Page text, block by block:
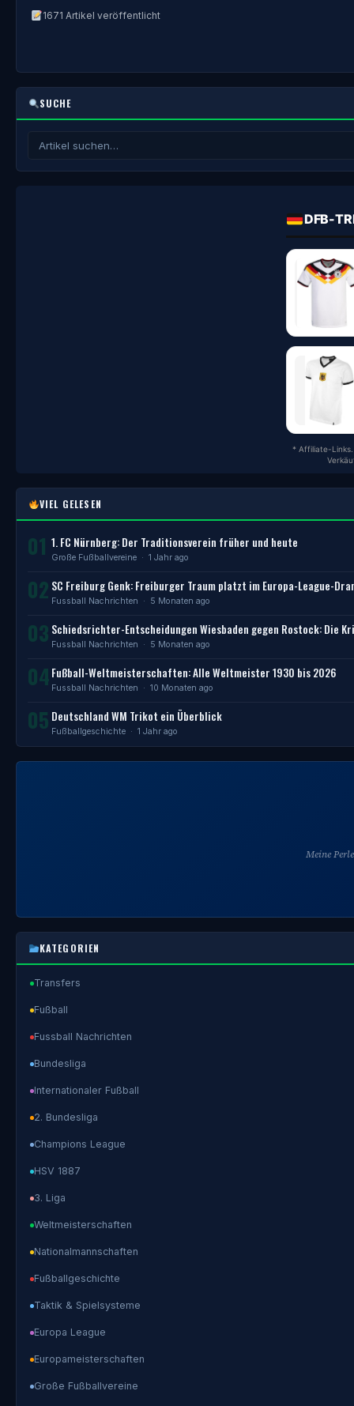
1671 Artikel veröffentlicht
SUCHE
DFB-
* Affiliate-
VIEL GELESEN
01 1. FC Nürnberg: Der Traditionsverein früher und heute
Große Fußballvereine · 1 Jahr ago
02 SC Freiburg Genk: Freiburger Traum platzt im Europa-League-
Fussball Nachrichten · 5 Monaten ago
03 Schiedsrichter-Entscheidungen Wiesbaden gegen Rostock: Die
Fussball Nachrichten · 5 Monaten ago
04 Fußball-Weltmeisterschaften: Alle Weltmeister 1930 bis 2026
Fussball Nachrichten · 10 Monaten ago
05 Deutschland WM Trikot ein Überblick
Fußballgeschichte · 1 Jahr ago
Meine
KATEGORIEN
Transfers
Fußball
Fussball Nachrichten
Bundesliga
Internationaler Fußball
2. Bundesliga
Champions League
HSV 1887
3. Liga
Weltmeisterschaften
Nationalmannschaften
Fußballgeschichte
Taktik & Spielsysteme
Europa League
Europameisterschaften
Große Fußballvereine